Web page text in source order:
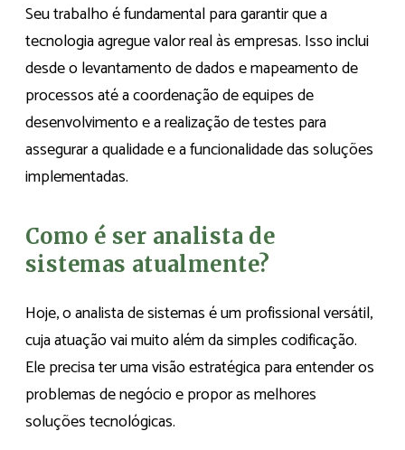
Seu trabalho é fundamental para garantir que a
tecnologia agregue valor real às empresas. Isso inclui
desde o levantamento de dados e mapeamento de
processos até a coordenação de equipes de
desenvolvimento e a realização de testes para
assegurar a qualidade e a funcionalidade das soluções
implementadas.
Como é ser analista de
sistemas atualmente?
Hoje, o analista de sistemas é um profissional versátil,
cuja atuação vai muito além da simples codificação.
Ele precisa ter uma visão estratégica para entender os
problemas de negócio e propor as melhores
soluções tecnológicas.